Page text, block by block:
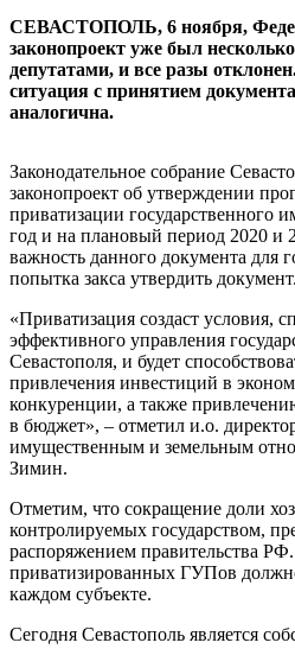
СЕВАСТОПОЛЬ, 6 ноября,
законопроект уже был
депутатами, и все разы
ситуация с принятием
аналогична.
Законодательное собрание
законопроект об утверждении
приватизации государственного
год и на плановый период 2020 и
важность данного документа для
попытка закса утвердить документ.
«Приватизация создаст условия,
эффективного управления
Севастополя, и будет
привлечения инвестиций в
конкуренции, а также
в бюджет», – отметил и.о.
имущественным и земельным
Зимин.
Отметим, что сокращение доли
контролируемых государством,
распоряжением правительства
приватизированных ГУПов
каждом субъекте.
Сегодня Севастополь является